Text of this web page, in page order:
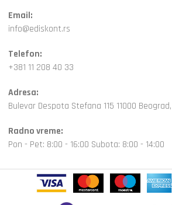
Email:
info@ediskont.rs
Telefon:
+381 11 208 40 33
Adresa:
Bulevar Despota Stefana 115 11000
Radno vreme:
Pon - Pet: 8:00 - 16:00 Subota: 8:00 - 14:00